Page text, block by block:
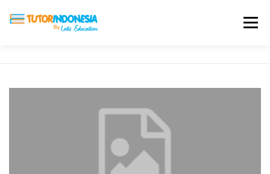
Menu
TESTIMONI PROFIL ALUMNI
DAFTAR SEKOLAH